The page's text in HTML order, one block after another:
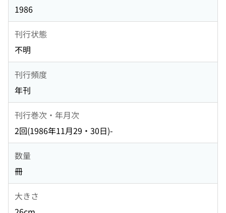
1986
刊行状態
不明
刊行頻度
年刊
刊行巻次・年月次
2回(1986年11月29・30日)-
数量
冊
大きさ